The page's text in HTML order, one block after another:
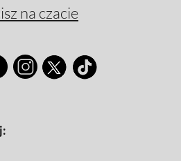
na czacie